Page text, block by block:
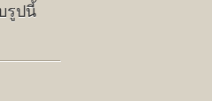
รูปนี้